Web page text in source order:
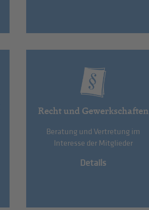
Recht und Gewerkschaften
Beratung und Vertretung im
Interesse der Mitglieder
Details